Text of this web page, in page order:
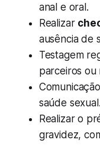
anal e oral.
Realizar
ausência de
Testagem
parceiros ou
saúde sexual.
Realizar o
gravidez,